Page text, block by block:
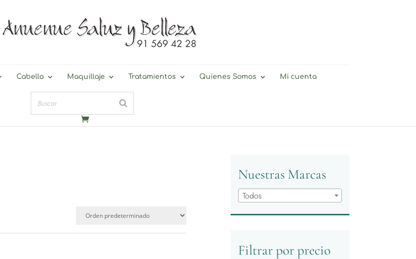
Cabello Maquillaje Tratamientos Quienes Somos Mi cuenta
Nuestras Marcas
Todos
Filtrar por precio